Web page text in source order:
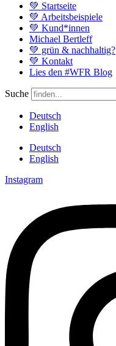
💚 Startseite
💚 Arbeitsbeispiele
💚 Kund*innen
Michael Bertleff
💚 grün & nachhaltig?
💚 Kontakt
Lies den #WFR Blog
Suche
Deutsch
English
Deutsch
English
Instagram